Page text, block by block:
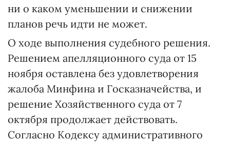
ни о каком уменьшении и снижении
планов речь идти не может.
О ходе выполнения судебного решения.
Решением апелляционного суда от 15
ноября оставлена без удовлетворения
жалоба Минфина и Госказначейства, и
решение Хозяйственного суда от 7
октября продолжает действовать.
Согласно Кодексу административного